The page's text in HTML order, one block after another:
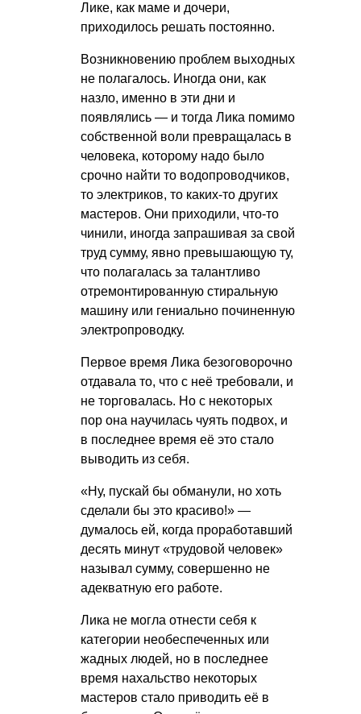
Лике, как маме и дочери,
приходилось решать постоянно.
Возникновению проблем выходных
не полагалось. Иногда они, как
назло, именно в эти дни и
появлялись — и тогда Лика помимо
собственной воли превращалась в
человека, которому надо было
срочно найти то водопроводчиков,
то электриков, то каких-то других
мастеров. Они приходили, что-то
чинили, иногда запрашивая за свой
труд сумму, явно превышающую ту,
что полагалась за талантливо
отремонтированную стиральную
машину или гениально починенную
электропроводку.
Первое время Лика безоговорочно
отдавала то, что с неё требовали, и
не торговалась. Но с некоторых
пор она научилась чуять подвох, и
в последнее время её это стало
выводить из себя.
«Ну, пускай бы обманули, но хоть
сделали бы это красиво!» —
думалось ей, когда проработавший
десять минут «трудовой человек»
называл сумму, совершенно не
адекватную его работе.
Лика не могла отнести себя к
категории необеспеченных или
жадных людей, но в последнее
время нахальство некоторых
мастеров стало приводить её в